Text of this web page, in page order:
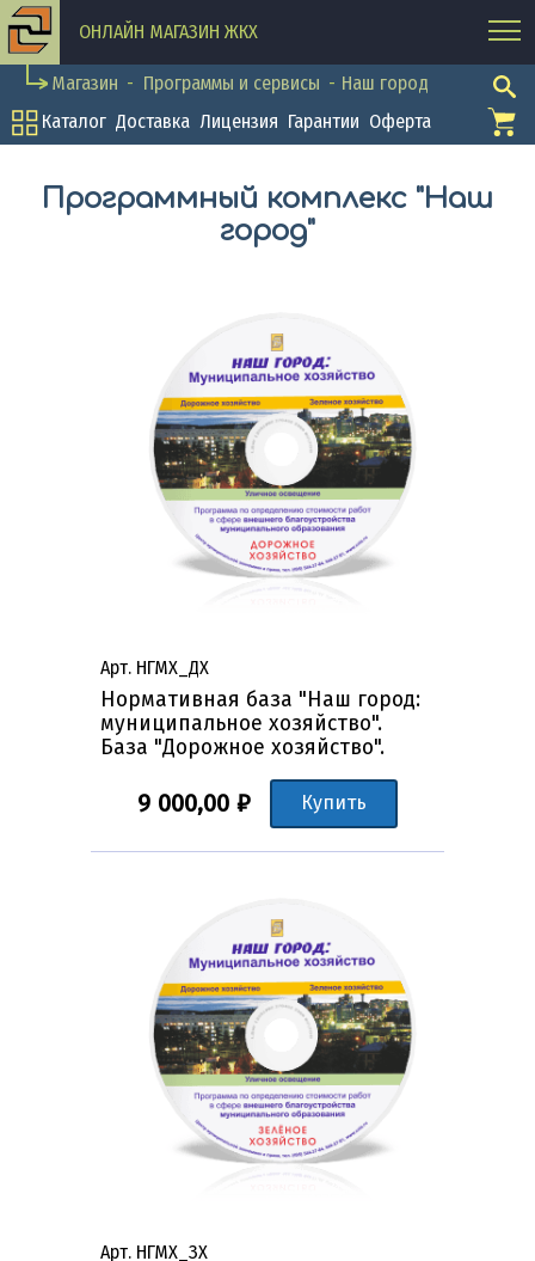
ОНЛАЙН МАГАЗИН ЖКХ
Магазин Программы и сервисы
Наш город
Каталог Доставка Лицензия Гарантии Оферта
Программный комплекс "Наш
город"
Арт. НГМХ_ДХ
Нормативная база "Наш город:
муниципальное хозяйство".
База "Дорожное хозяйство".
9 000,00 ₽ Купить
Арт. НГМХ_ЗХ